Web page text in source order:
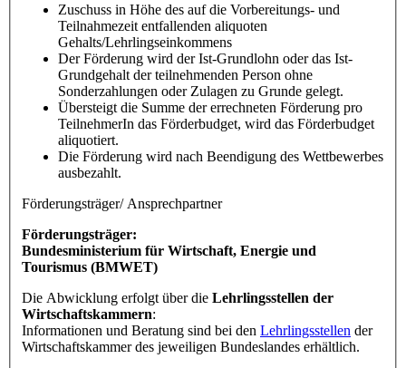
Zuschuss in Höhe des auf die Vorbereitungs- und
Teilnahmezeit entfallenden aliquoten
Gehalts/Lehrlingseinkommens
Der Förderung wird der Ist-Grundlohn oder das Ist-
Grundgehalt der teilnehmenden Person ohne
Sonderzahlungen oder Zulagen zu Grunde gelegt.
Übersteigt die Summe der errechneten Förderung pro
TeilnehmerIn das Förderbudget, wird das Förderbudget
aliquotiert.
Die Förderung wird nach Beendigung des Wettbewerbes
ausbezahlt.
Förderungsträger/ Ansprechpartner
Förderungsträger:
Bundesministerium für Wirtschaft, Energie und
Tourismus (BMWET)
Die Abwicklung erfolgt über die Lehrlingsstellen der
Wirtschaftskammern:
Informationen und Beratung sind bei den Lehrlingsstellen der
Wirtschaftskammer des jeweiligen Bundeslandes erhältlich.